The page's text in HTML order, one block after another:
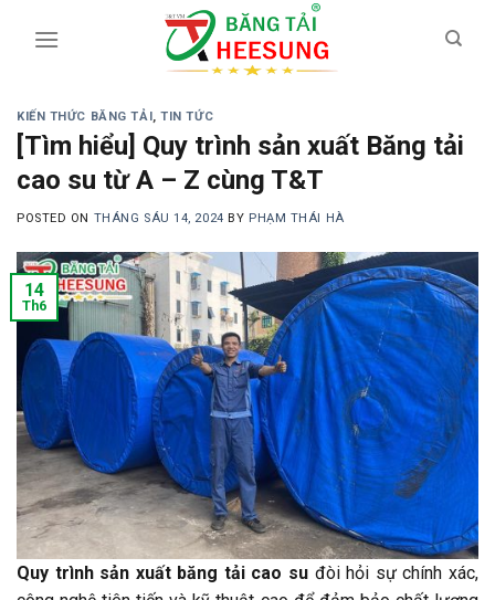
KIẾN THỨC BĂNG TẢI,TIN TỨC
[Tìm hiểu] Quy trình sản xuất Băng tải
cao su từ A – Z cùng T&T
POSTED ON THÁNG SÁU 14, 2024 BY PHẠM THÁI HÀ
14
Th6
Quy trình sản xuất băng tải cao su đòi hỏi sự chính xác,